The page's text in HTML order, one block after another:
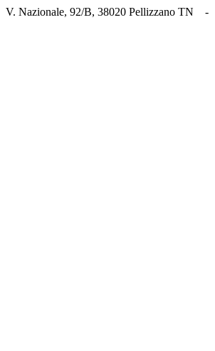
V. Nazionale, 92/B, 38020 Pellizzano TN -